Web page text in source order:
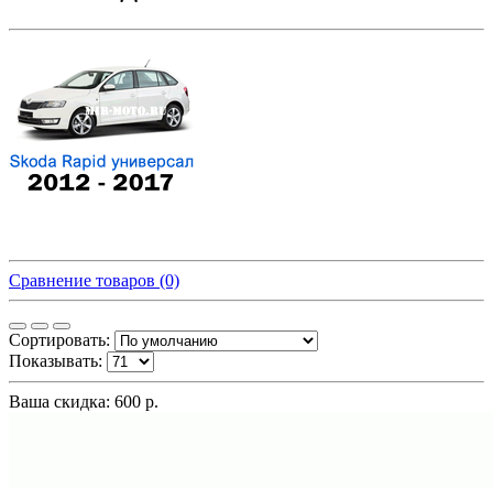
Сравнение товаров (0)
Сортировать:
Показывать:
Ваша скидка: 600 р.